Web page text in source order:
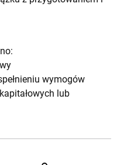
wymogów
lub